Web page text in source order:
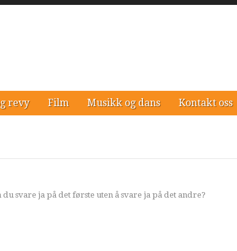
revy Film Musikk og dans Kontakt oss
svare ja på det første uten å svare ja på det andre?